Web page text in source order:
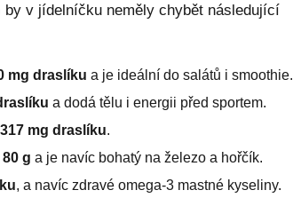
by v jídelníčku neměly chybět následující
mg draslíku a je ideální do salátů i smoothie.
a dodá tělu i energii před sportem.
317 mg draslíku.
g a je navíc bohatý na železo a hořčík.
, a navíc zdravé omega-3 mastné kyseliny.